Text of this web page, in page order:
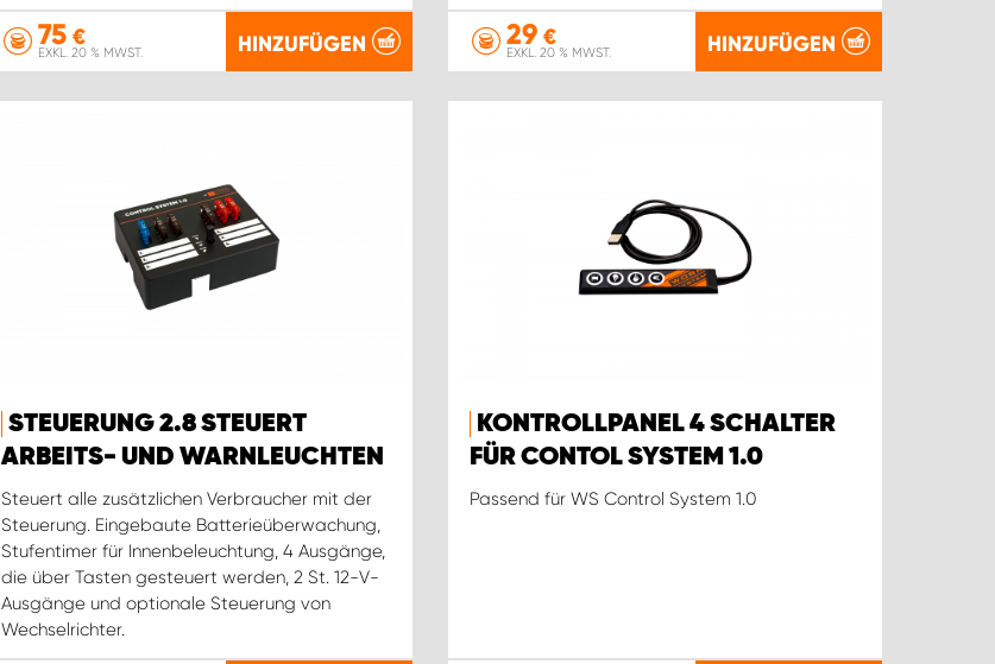
75€
EXKL. 20 % MWST. HINZUFÜGEN 29 €
EXKL. 20 % MWST. HINZUFÜGEN
STEUERUNG 2.8 STEUERT
ARBEITS- UND WARNLEUCHTEN
Steuert alle zusätzlichen Verbraucher mit der
Steuerung. Eingebaute Batterieüberwachung,
Stufentimer für Innenbeleuchtung, 4 Ausgänge,
die über Tasten gesteuert werden, 2 St. 12-V-
Ausgänge und optionale Steuerung von
Wechselrichter.
KONTROLLPANEL 4 SCHALTER
FÜR CONTOL SYSTEM 1.0
Passend für WS Control System 1.0